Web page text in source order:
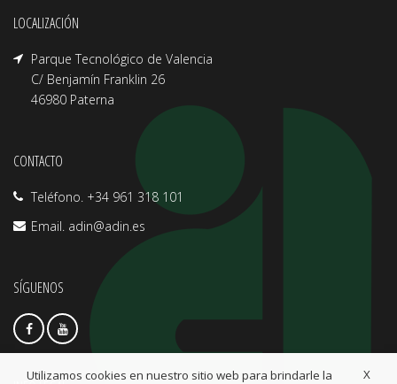
LOCALIZACIÓN
Parque Tecnológico de Valencia
C/ Benjamín Franklin 26
46980 Paterna
CONTACTO
Teléfono. +34 961 318 101
Email. adin@adin.es
SÍGUENOS
X
Utilizamos cookies en nuestro sitio web para brindarle la